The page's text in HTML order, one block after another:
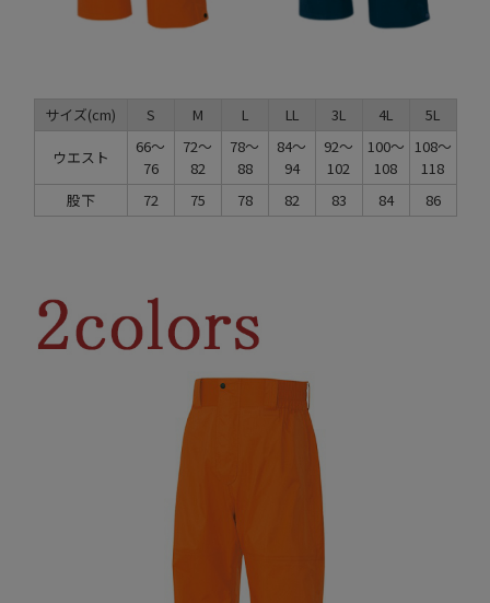
サイズ(cm) S M L LL 3L 4L 5L
ウエスト
66～
76
72～
82
78～
88
84～
94
92～
102
100～
108
108～
118
股下
72 75 78 82 83 84 86